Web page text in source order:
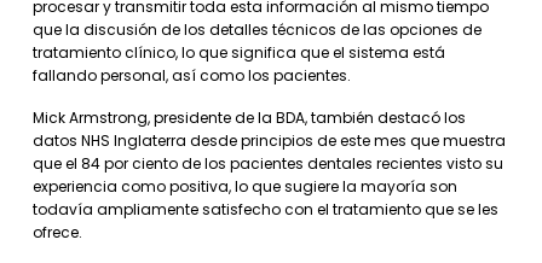
procesar y transmitir toda esta información al mismo tiempo
que la discusión de los detalles técnicos de las opciones de
tratamiento clínico, lo que significa que el sistema está
fallando personal, así como los pacientes.
Mick Armstrong, presidente de la BDA, también destacó los
datos NHS Inglaterra desde principios de este mes que muestra
que el 84 por ciento de los pacientes dentales recientes visto su
experiencia como positiva, lo que sugiere la mayoría son
todavía ampliamente satisfecho con el tratamiento que se les
ofrece.